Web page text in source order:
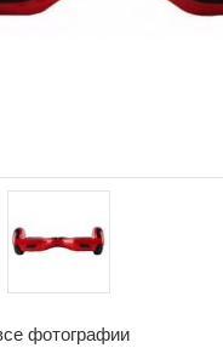
фотографии